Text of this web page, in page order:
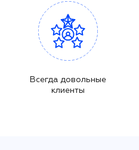
Всегда довольные
клиенты